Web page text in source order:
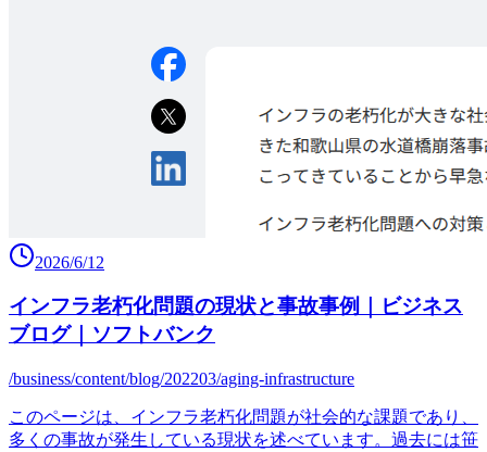
2026/6/12
インフラ老朽化問題の現状と事故事例｜ビジネス
ブログ｜ソフトバンク
/business/content/blog/202203/aging-infrastructure
このページは、インフラ老朽化問題が社会的な課題であり、
多くの事故が発生している現状を述べています。過去には笹